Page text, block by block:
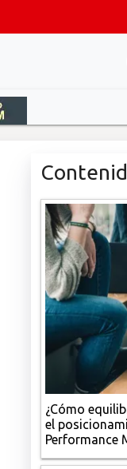
¿Cómo
el
Performance